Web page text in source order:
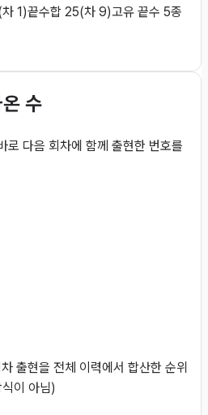
1)끝수합 25(차 9)고유 끝수 5종
수
로 다음 회차에 함께 출현한 번호를
출현을 전체 이력에서 합산한 순위
이 아님)